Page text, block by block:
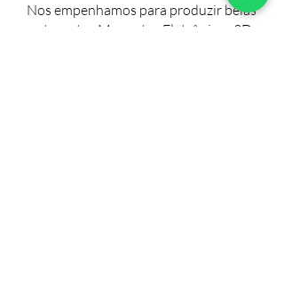
Nos empenhamos para produzir belas
e atraentes Maquetes Eletrônicas 3D,